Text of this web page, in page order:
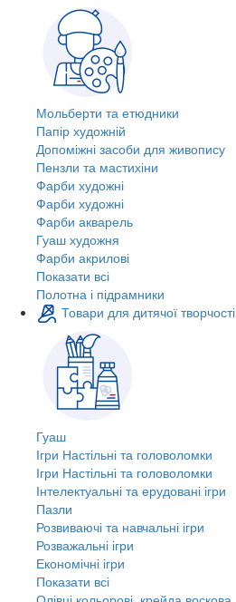
Мольберти та етюдники
Папір художній
Допоміжні засоби для живопису
Пензли та мастихіни
Фарби художні
Фарби художні
Фарби акварель
Гуаш художня
Фарби акрилові
Показати всі
Полотна і підрамники
Товари для дитячої творчості
Гуаш
Ігри Настільні та головоломки
Ігри Настільні та головоломки
Інтелектуальні та ерудовані ігри
Пазли
Розвиваючі та навчальні ігри
Розважальні ігри
Економічні ігри
Показати всі